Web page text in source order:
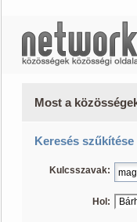
Most a
Keresés szűkítése
Kulcsszavak:
Hol: